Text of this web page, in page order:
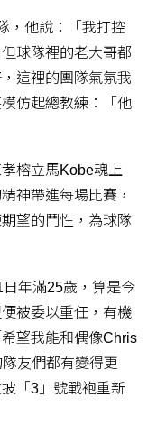
，他說：「我打控
球隊裡的老大哥都
這裡的團隊氣氛我
仿起總教練：「他
榕立馬Kobe魂上
神帶進每場比賽，
望的鬥性，為球隊
年滿25歲，算是今
被委以重任，有機
望我能和偶像Chris
友們都有變得更
「3」號戰袍重新